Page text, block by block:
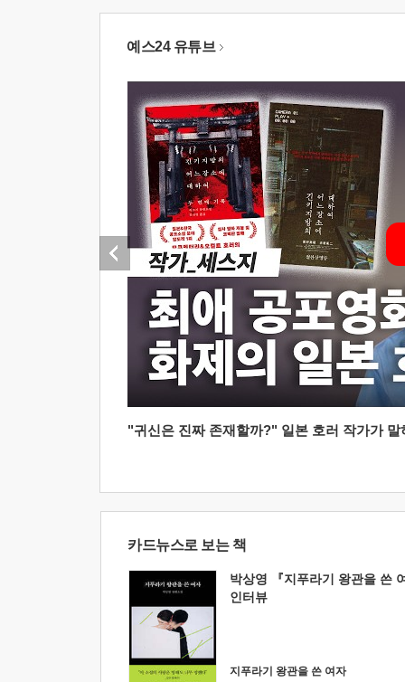
예스24 유튜브
"귀신은 진짜 존재할까?" 일본 호러 작가가
카드뉴스로 보는 책
박상영 『지푸라기 왕관을 쓴
인터뷰
지푸라기 왕관을 쓴 여자